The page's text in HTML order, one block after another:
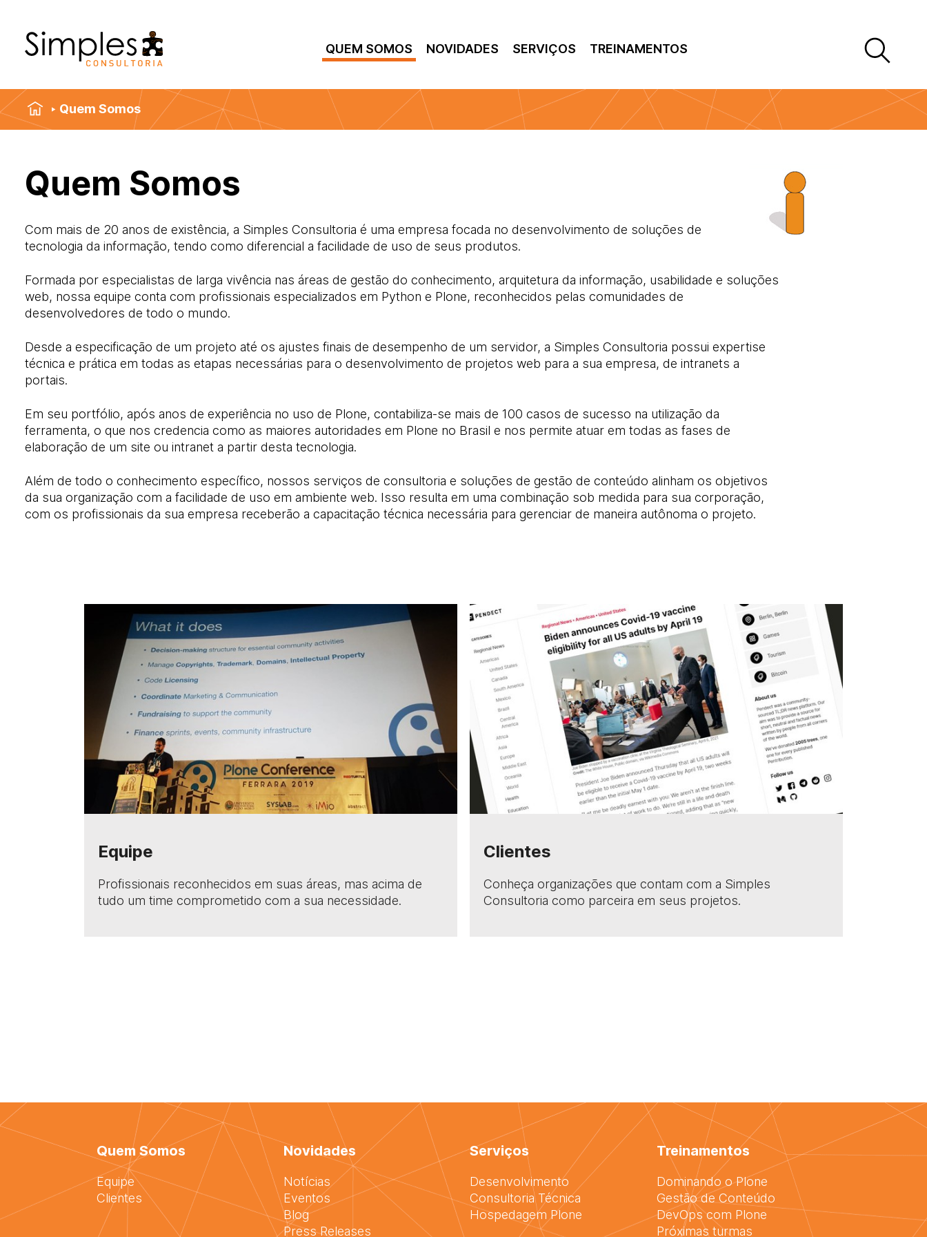
QUEM SOMOS NOVIDADES SERVIÇOS TREINAMENTOS
Quem Somos
Quem Somos
Com mais de 20 anos de existência, a Simples Consultoria é uma empresa focada no desenvolvimento de soluções de
tecnologia da informação, tendo como diferencial a facilidade de uso de seus produtos.
Formada por especialistas de larga vivência nas áreas de gestão do conhecimento, arquitetura da informação, usabilidade e soluções
web, nossa equipe conta com profissionais especializados em Python e Plone, reconhecidos pelas comunidades de
desenvolvedores de todo o mundo.
Desde a especificação de um projeto até os ajustes finais de desempenho de um servidor, a Simples Consultoria possui expertise
técnica e prática em todas as etapas necessárias para o desenvolvimento de projetos web para a sua empresa, de intranets a
portais.
Em seu portfólio, após anos de experiência no uso de Plone, contabiliza-se mais de 100 casos de sucesso na utilização da
ferramenta, o que nos credencia como as maiores autoridades em Plone no Brasil e nos permite atuar em todas as fases de
elaboração de um site ou intranet a partir desta tecnologia.
Além de todo o conhecimento específico, nossos serviços de consultoria e soluções de gestão de conteúdo alinham os objetivos
da sua organização com a facilidade de uso em ambiente web. Isso resulta em uma combinação sob medida para sua corporação,
com os profissionais da sua empresa receberão a capacitação técnica necessária para gerenciar de maneira autônoma o projeto.
Equipe
Profissionais reconhecidos em suas áreas, mas acima de
tudo um time comprometido com a sua necessidade.
Clientes
Conheça organizações que contam com a Simples
Consultoria como parceira em seus projetos.
Quem Somos
Equipe
Clientes
Novidades
Notícias
Eventos
Blog
Press Releases
Serviços
Desenvolvimento
Consultoria Técnica
Hospedagem Plone
Treinamentos
Dominando o Plone
Gestão de Conteúdo
DevOps com Plone
Próximas turmas